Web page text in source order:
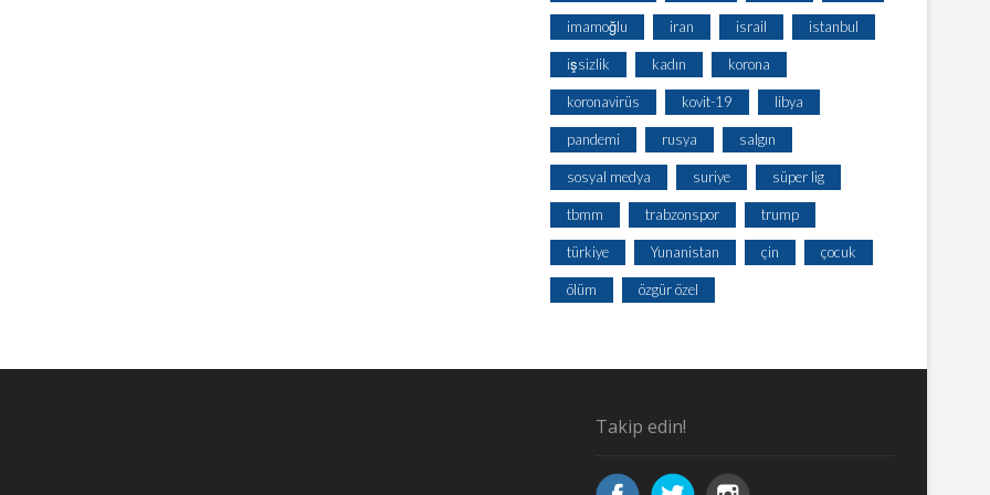
imamoğlu iran israil istanbul
işsizlik kadın korona
koronavirüs kovit-19 libya
pandemi rusya salgın
sosyal medya suriye süper lig
tbmm trabzonspor trump
türkiye Yunanistan çin çocuk
ölüm özgür özel
Takip edin!